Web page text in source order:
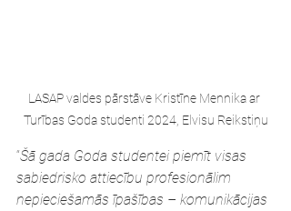
LASAP valdes pārstāve Kristīne Mennika ar
Turības Goda studenti 2024, Elvisu Reikstiņu
“Šā gada Goda studentei piemīt visas
sabiedrisko attiecību profesionālim
nepieciešamās īpašības – komunikācijas